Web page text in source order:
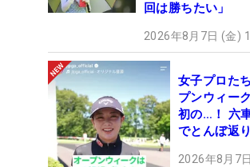
回は勝ちたい」
2026年8月7日 (金)
女子プロた
プンウィー
初の…！ 六
でとんぼ返
2026年8月7